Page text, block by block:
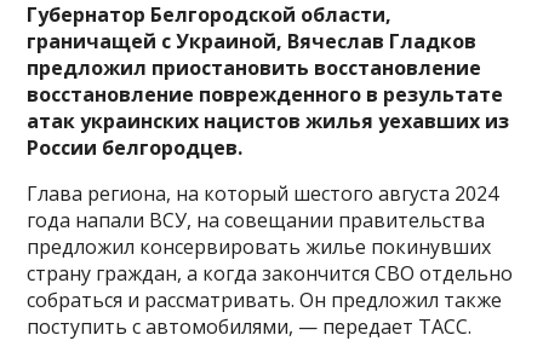
Губернатор Белгородской области,
граничащей с Украиной, Вячеслав Гладков
предложил приостановить восстановление
восстановление поврежденного в результате
атак украинских нацистов жилья уехавших из
России белгородцев.
Глава региона, на который шестого августа 2024
года напали ВСУ, на совещании правительства
предложил консервировать жилье покинувших
страну граждан, а когда закончится СВО отдельно
собраться и рассматривать. Он предложил также
поступить с автомобилями, — передает ТАСС.